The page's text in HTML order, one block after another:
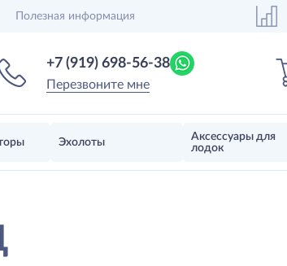
Полезная информация
+7 (919) 698-56-38
Перезвоните мне
Эхолоты
Аксессуары для
лодок